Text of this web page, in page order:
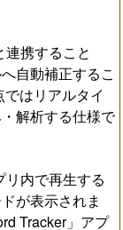
携すること
自動補正するこ
はリアルタイ
解析する仕様で
内で再生する
が表示されま
Tracker」アプ